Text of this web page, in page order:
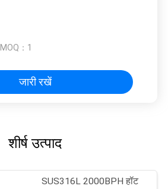
MOQ： 1
जारी रखें
शीर्ष उत्पाद
SUS316L 2000BPH हॉट